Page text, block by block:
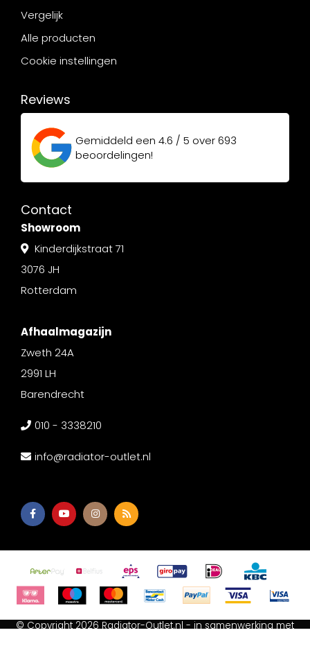
Vergelijk
Alle producten
Cookie instellingen
Reviews
Gemiddeld een 4.6 / 5 over693
beoordelingen!
Contact
Showroom
Kinderdijkstraat 71
3076 JH
Rotterdam
Afhaalmagazijn
Zweth 24A
2991 LH
Barendrecht
010 - 3338210
info@radiator-outlet.nl
© Copyright 2026 Radiator-Outlet.nl - in samenwerking met